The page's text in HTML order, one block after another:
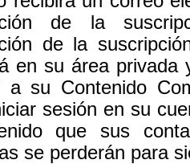
de la
de la
en su área
a su Contenido
sesión en su
que sus
se perderán para